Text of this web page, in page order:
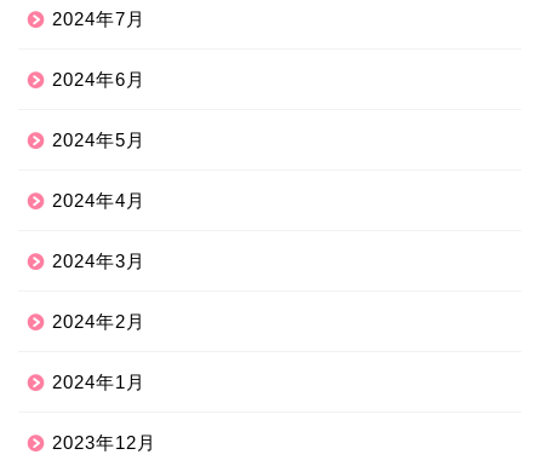
2024年7月
2024年6月
2024年5月
2024年4月
2024年3月
2024年2月
2024年1月
2023年12月